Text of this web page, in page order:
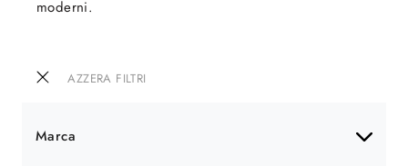
AZZERA FILTRI
Marca
moderni.